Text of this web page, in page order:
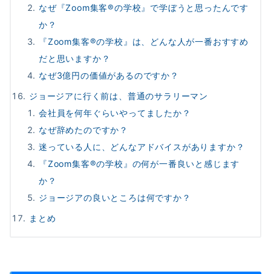
なぜ『Zoom集客®の学校』で学ぼうと思ったんです
か？
『Zoom集客®の学校』は、どんな人が一番おすすめ
だと思いますか？
なぜ3億円の価値があるのですか？
ジョージアに行く前は、普通のサラリーマン
会社員を何年ぐらいやってましたか？
なぜ辞めたのですか？
迷っている人に、どんなアドバイスがありますか？
『Zoom集客®の学校』の何が一番良いと感じます
か？
ジョージアの良いところは何ですか？
まとめ